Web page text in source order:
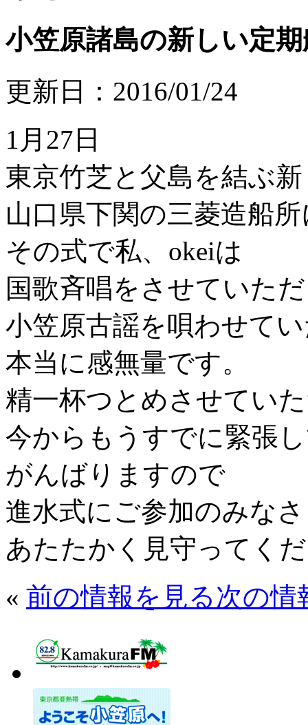
小笠原諸島の新しい定
更新日：2016/01/24
1月27日
東京竹芝と父島を結ぶ
山口県下関の三菱造船
その式で私、okeiは
国歌斉唱をさせていた
小笠原古謡を唄わせて
本当に感無量です。
精一杯つとめさせてい
今からもうすでに緊張
がんばりますので
進水式にご参加のみな
あたたかく見守ってく
« 前の情報を見る次の情